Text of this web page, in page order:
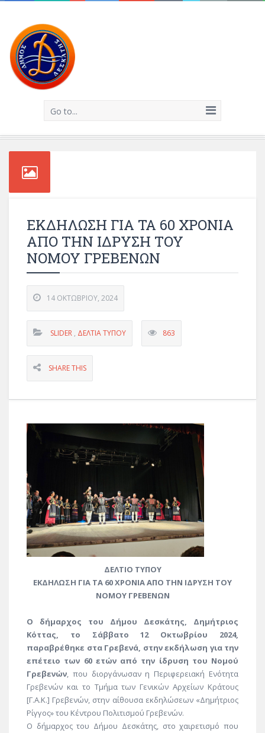
Go to...
ΕΚΔΗΛΩΣΗ ΓΙΑ ΤΑ 60 ΧΡΟΝΙΑ
ΑΠΟ ΤΗΝ ΙΔΡΥΣΗ ΤΟΥ
ΝΟΜΟΥ ΓΡΕΒΕΝΩΝ
14 ΟΚΤΩΒΡΊΟΥ, 2024
SLIDER , ΔΕΛΤΊΑ ΤΎΠΟΥ 863
SHARE THIS
ΔΕΛΤΙΟ ΤΥΠΟΥ
ΕΚΔΗΛΩΣΗ ΓΙΑ ΤΑ 60 ΧΡΟΝΙΑ ΑΠΟ ΤΗΝ ΙΔΡΥΣΗ ΤΟΥ
ΝΟΜΟΥ ΓΡΕΒΕΝΩΝ
Ο δήμαρχος του Δήμου Δεσκάτης, Δημήτριος
Κόττας, το Σάββατο 12 Οκτωβρίου 2024,
παραβρέθηκε στα Γρεβενά, στην εκδήλωση για την
επέτειο των 60 ετών από την ίδρυση του Νομού
Γρεβενών, που διοργάνωσαν η Περιφερειακή Ενότητα
Γρεβενών και το Τμήμα των Γενικών Αρχείων Κράτους
[Γ.Α.Κ.] Γρεβενών, στην αίθουσα εκδηλώσεων «Δημήτριος
Ρίγγος» του Κέντρου Πολιτισμού Γρεβενών.
Ο δήμαρχος του Δήμου Δεσκάτης, στο χαιρετισμό που